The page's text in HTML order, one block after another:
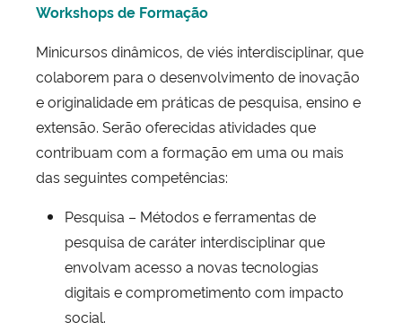
Workshops de Formação
Minicursos dinâmicos, de viés interdisciplinar, que
colaborem para o desenvolvimento de inovação
e originalidade em práticas de pesquisa, ensino e
extensão. Serão oferecidas atividades que
contribuam com a formação em uma ou mais
das seguintes competências:
Pesquisa – Métodos e ferramentas de
pesquisa de caráter interdisciplinar que
envolvam acesso a novas tecnologias
digitais e comprometimento com impacto
social.